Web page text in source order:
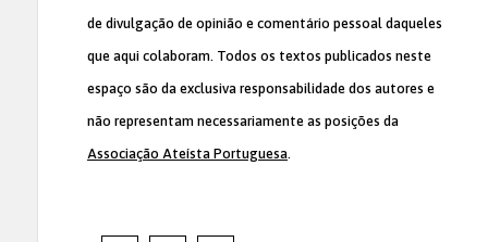
de divulgação de opinião e comentário pessoal daqueles
que aqui colaboram. Todos os textos publicados neste
espaço são da exclusiva responsabilidade dos autores e
não representam necessariamente as posições da
Associação Ateísta Portuguesa.